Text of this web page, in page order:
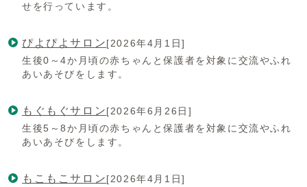
せを行っています。
ぴよぴよサロン[2026年4月1日]
生後0～4か月頃の赤ちゃんと保護者を対象に交流やふれ
あいあそびをします。
もぐもぐサロン[2026年6月26日]
生後5～8か月頃の赤ちゃんと保護者を対象に交流やふれ
あいあそびをします。
もこもこサロン[2026年4月1日]